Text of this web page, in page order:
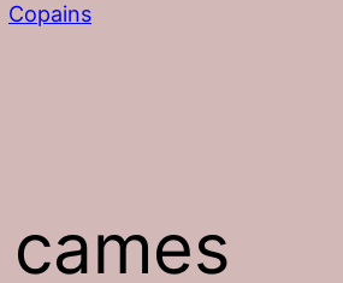
Copains